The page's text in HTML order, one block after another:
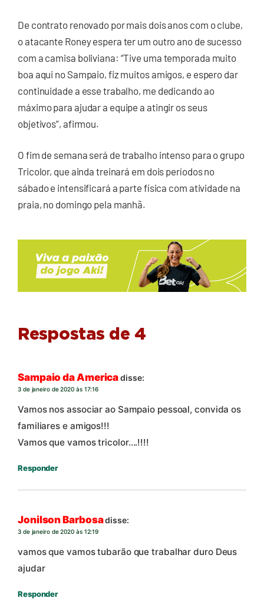
De contrato renovado por mais dois anos com o clube,
o atacante Roney espera ter um outro ano de sucesso
com a camisa boliviana: “Tive uma temporada muito
boa aqui no Sampaio, fiz muitos amigos, e espero dar
continuidade a esse trabalho, me dedicando ao
máximo para ajudar a equipe a atingir os seus
objetivos”, afirmou.
O fim de semana será de trabalho intenso para o grupo
Tricolor, que ainda treinará em dois períodos no
sábado e intensificará a parte física com atividade na
praia, no domingo pela manhã.
Respostas de 4
Sampaio da Americadisse:
3 de janeiro de 2020 às 17:16
Vamos nos associar ao Sampaio pessoal, convida os
familiares e amigos!!!
Vamos que vamos tricolor….!!!!
Responder
Jonilson Barbosadisse:
3 de janeiro de 2020 às 12:19
vamos que vamos tubarão que trabalhar duro Deus
ajudar
Responder